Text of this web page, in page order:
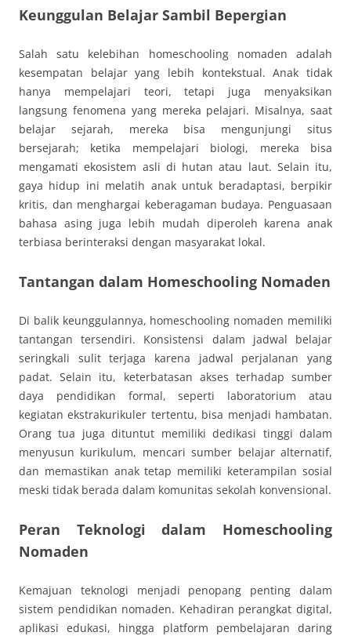
Keunggulan Belajar Sambil Bepergian
Salah satu kelebihan homeschooling nomaden adalah
kesempatan belajar yang lebih kontekstual. Anak tidak
hanya mempelajari teori, tetapi juga menyaksikan
langsung fenomena yang mereka pelajari. Misalnya, saat
belajar sejarah, mereka bisa mengunjungi situs
bersejarah; ketika mempelajari biologi, mereka bisa
mengamati ekosistem asli di hutan atau laut. Selain itu,
gaya hidup ini melatih anak untuk beradaptasi, berpikir
kritis, dan menghargai keberagaman budaya. Penguasaan
bahasa asing juga lebih mudah diperoleh karena anak
terbiasa berinteraksi dengan masyarakat lokal.
Tantangan dalam Homeschooling Nomaden
Di balik keunggulannya, homeschooling nomaden memiliki
tantangan tersendiri. Konsistensi dalam jadwal belajar
seringkali sulit terjaga karena jadwal perjalanan yang
padat. Selain itu, keterbatasan akses terhadap sumber
daya pendidikan formal, seperti laboratorium atau
kegiatan ekstrakurikuler tertentu, bisa menjadi hambatan.
Orang tua juga dituntut memiliki dedikasi tinggi dalam
menyusun kurikulum, mencari sumber belajar alternatif,
dan memastikan anak tetap memiliki keterampilan sosial
meski tidak berada dalam komunitas sekolah konvensional.
Peran Teknologi dalam Homeschooling
Nomaden
Kemajuan teknologi menjadi penopang penting dalam
sistem pendidikan nomaden. Kehadiran perangkat digital,
aplikasi edukasi, hingga platform pembelajaran daring